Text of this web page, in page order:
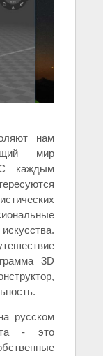
нам
мир
С каждым
3D
русском
- это